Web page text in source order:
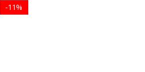
-11%